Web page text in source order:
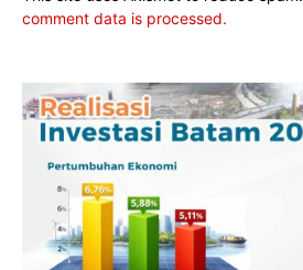
comment data is processed.